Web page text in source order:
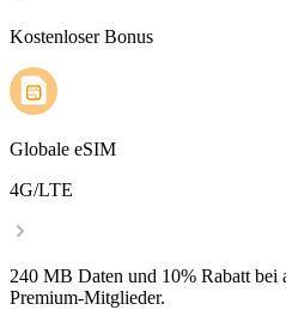
Kostenloser Bonus
Globale eSIM
4G/LTE
240 MB Daten und 10% Rabatt
Premium-Mitglieder.